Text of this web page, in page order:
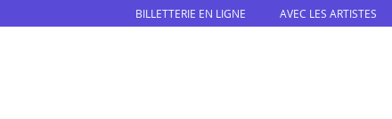
BILLETTERIE EN LIGNE AVEC LES ARTISTES